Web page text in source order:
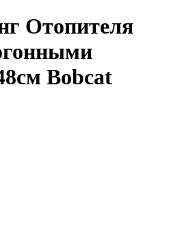
Отопителя
Bobcat